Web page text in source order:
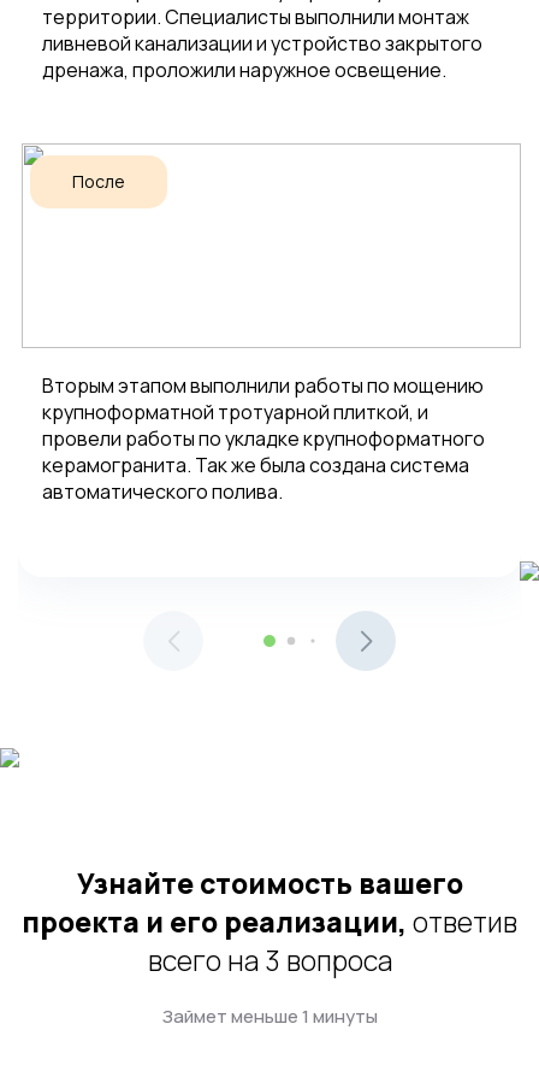
территории. Специалисты выполнили монтаж
ливневой канализации и устройство закрытого
дренажа, проложили наружное освещение.
После
Вторым этапом выполнили работы по мощению
крупноформатной тротуарной плиткой, и
провели работы по укладке крупноформатного
керамогранита. Так же была создана система
автоматического полива.
Узнайте стоимость вашего
проекта и его реализации, ответив
всего на 3 вопроса
Займет меньше 1 минуты